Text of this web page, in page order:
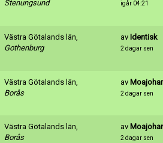
igår 04:21
Stenungsund
av Identisk
2 dagar sen
Västra Götalands län,
Gothenburg
av
2 dagar sen
Västra Götalands län,
Borås
av
2 dagar sen
Västra Götalands län,
Borås